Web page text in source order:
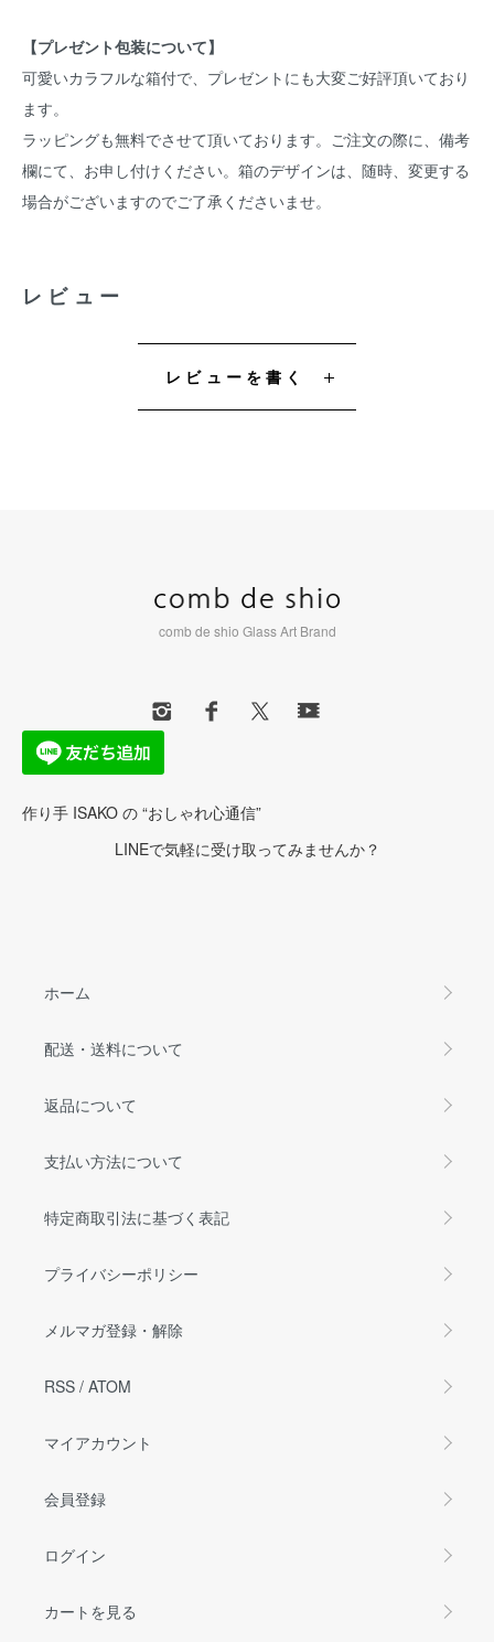
【プレゼント包装について】
可愛いカラフルな箱付で、プレゼントにも大変ご好評頂いており
ます。
ラッピングも無料でさせて頂いております。ご注文の際に、備考
欄にて、お申し付けください。箱のデザインは、随時、変更する
場合がございますのでご了承くださいませ。
レビュー
レビューを書く
comb de shio Glass Art Brand
作り手 ISAKO の “おしゃれ心通信”
LINEで気軽に受け取ってみませんか？
ホーム
配送・送料について
返品について
支払い方法について
特定商取引法に基づく表記
プライバシーポリシー
メルマガ登録・解除
RSS / ATOM
マイアカウント
会員登録
ログイン
カートを見る